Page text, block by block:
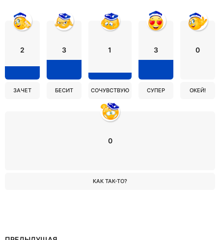
2
ЗАЧЕТ
3
БЕСИТ
1
СОЧУВСТВУЮ
3
СУПЕР
0
ОКЕЙ!
0
КАК ТАК-ТО?